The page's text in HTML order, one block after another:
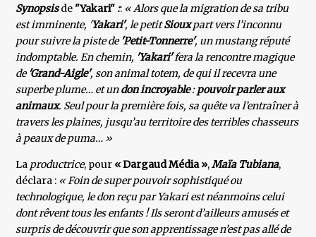
Synopsisde "Yakari" :: « Alors que la migration de sa tribu
est imminente, 'Yakari', le petitSiouxpart vers l’inconnu
pour suivre la piste de 'Petit-Tonnerre', un mustang réputé
indomptable. En chemin, 'Yakari'fera la rencontre magique
de'Grand-Aigle', son animal totem, de qui il recevra une
superbe plume… et undon incroyable:pouvoir parler aux
animaux. Seul pour la première fois, sa quête va l’entraîner à
travers les plaines, jusqu’au territoire des terribles chasseurs
à peaux de puma… »
La productrice, pour « Dargaud Média »,Maïa Tubiana,
déclara : « Foin de super pouvoir sophistiqué ou
technologique, le don reçu par Yakari est néanmoins celui
dont rêvent tous les enfants ! Ils seront d’ailleurs amusés et
surpris de découvrir que son apprentissage n’est pas allé de